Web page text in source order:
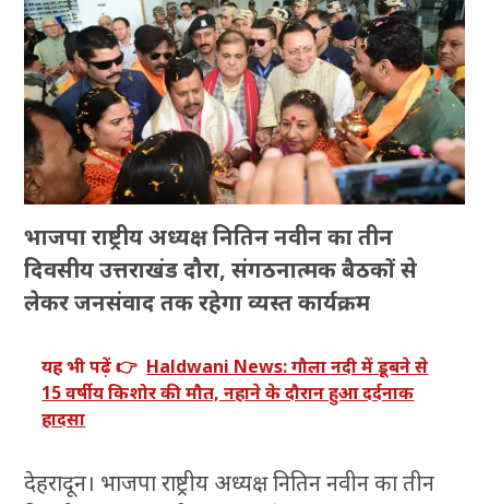
भाजपा राष्ट्रीय अध्यक्ष नितिन नवीन का तीन
दिवसीय उत्तराखंड दौरा, संगठनात्मक बैठकों से
लेकर जनसंवाद तक रहेगा व्यस्त कार्यक्रम
यह भी पढ़ें 👉 Haldwani News: गौला नदी में डूबने से
15 वर्षीय किशोर की मौत, नहाने के दौरान हुआ दर्दनाक
हादसा
देहरादून। भाजपा राष्ट्रीय अध्यक्ष नितिन नवीन का तीन